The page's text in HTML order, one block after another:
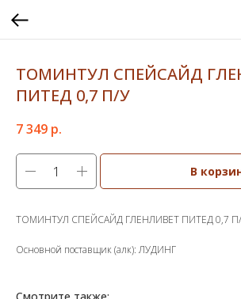
ТОМИНТУЛ СПЕЙСАЙД
ПИТЕД 0,7 П/У
7 349 р.
В
ТОМИНТУЛ СПЕЙСАЙД ГЛЕНЛИВЕТ ПИТЕД 0,7
Основной поставщик (алк): ЛУДИНГ